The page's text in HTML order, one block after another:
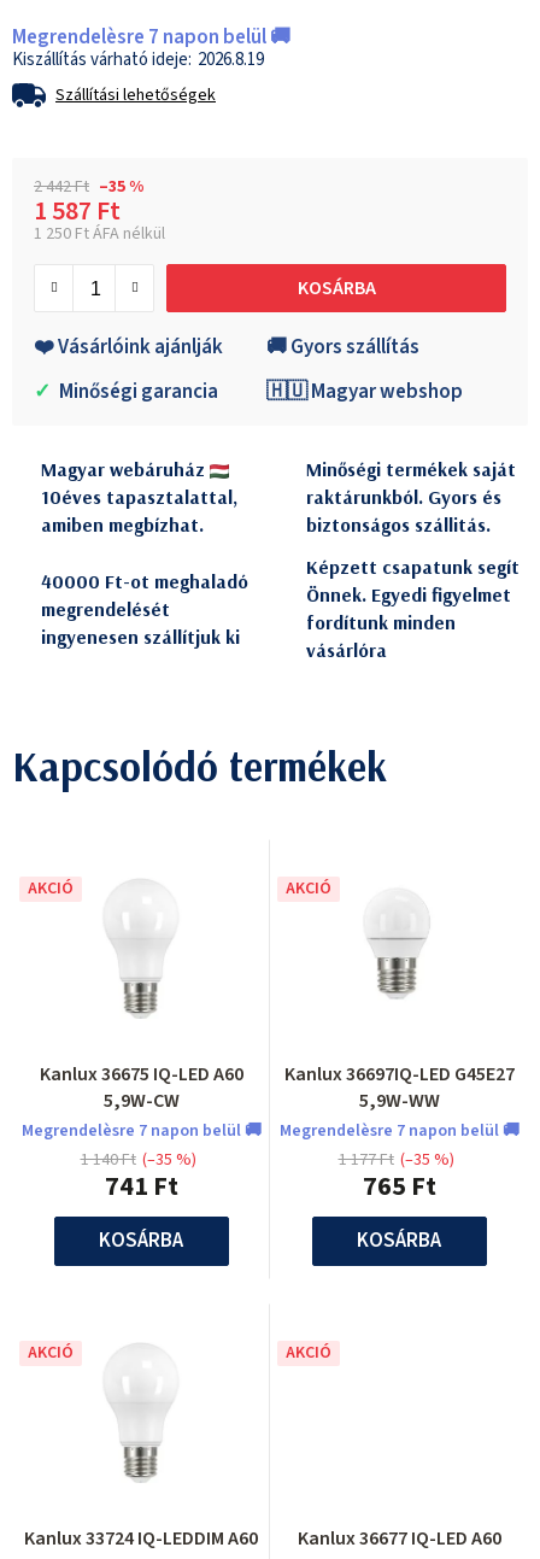
Megrendelèsre 7 napon belül 🚚
2026.8.19
Szállítási lehetőségek
2 442 Ft –35 %
1 587 Ft
1 250 Ft ÁFA nélkül
KOSÁRBA
❤️ Vásárlóink ajánlják
🚚 Gyors szállítás
✓ Minőségi garancia 🇭🇺 Magyar webshop
Magyar webáruház
10éves tapasztalattal,
amiben megbízhat.
Minőségi termékek saját
raktárunkból. Gyors és
biztonságos szállitás.
40000 Ft-ot meghaladó
megrendelését
ingyenesen szállítjuk ki
Képzett csapatunk segít
Önnek. Egyedi figyelmet
fordítunk minden
vásárlóra
Kapcsolódó termékek
AKCIÓ
Kanlux 36675 IQ-LED A60
5,9W-CW
Megrendelèsre 7 napon belül 🚚
741 Ft
1 140 Ft (–35 %)
KOSÁRBA
AKCIÓ
Kanlux 36697IQ-LED G45E27
5,9W-WW
Megrendelèsre 7 napon belül 🚚
765 Ft
1 177 Ft (–35 %)
KOSÁRBA
AKCIÓ
Kanlux 33724 IQ-LEDDIM A60
AKCIÓ
Kanlux 36677 IQ-LED A60